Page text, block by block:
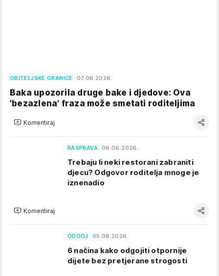
OBITELJSKE GRANICE 07.06.2026.
Baka upozorila druge bake i djedove: Ova
'bezazlena' fraza može smetati roditeljima
Komentiraj
RASPRAVA 06.06.2026.
Trebaju li neki restorani zabraniti
djecu? Odgovor roditelja mnoge je
iznenadio
Komentiraj
ODGOJ 05.06.2026.
6 načina kako odgojiti otpornije
dijete bez pretjerane strogosti